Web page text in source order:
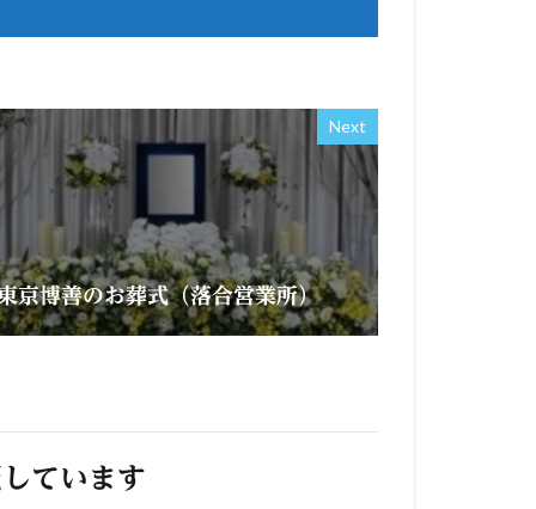
Next
京博善のお葬式（落合営業所）
ています